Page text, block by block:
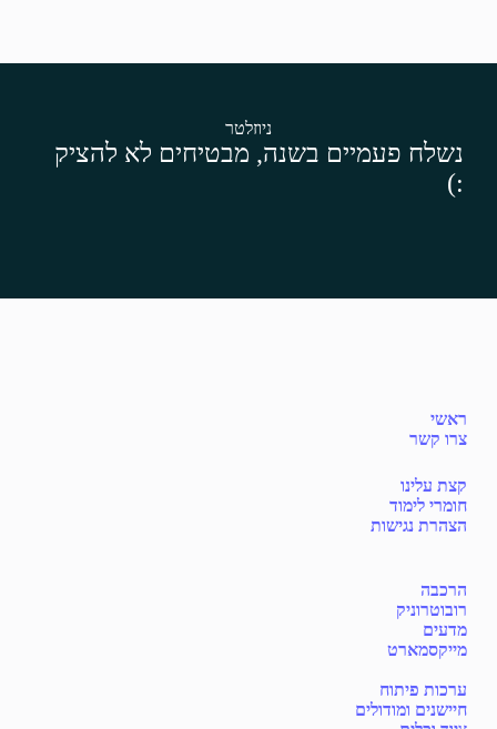
ניוזלטר
נשלח פעמיים בשנה, מבטיחים לא להציק
:)
ראשי
צרו קשר
קצת עלינו
חומרי לימוד
הצהרת נגישות
הרכבה
רובוטרוניק
מדעים
מייקסמארט
ערכות פיתוח
חיישנים ומודולים